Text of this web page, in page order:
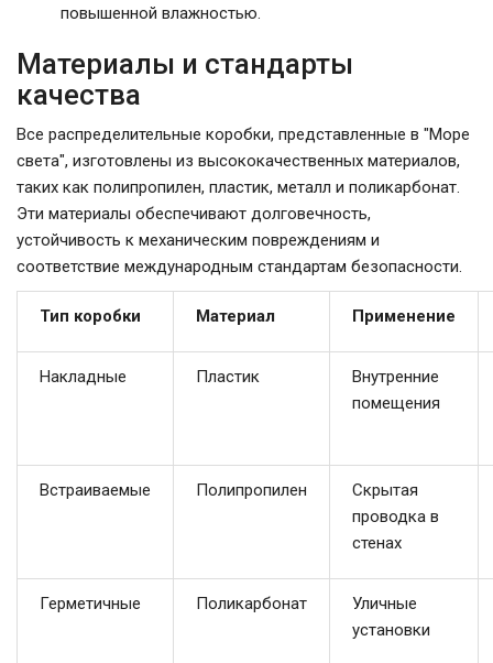
повышенной влажностью.
Материалы и стандарты
качества
Все распределительные коробки, представленные в "Море
света", изготовлены из высококачественных материалов,
таких как полипропилен, пластик, металл и поликарбонат.
Эти материалы обеспечивают долговечность,
устойчивость к механическим повреждениям и
соответствие международным стандартам безопасности.
Тип коробки Материал Применение
Накладные Пластик
Внутренние
помещения
Встраиваемые Полипропилен
Скрытая
проводка в
стенах
Герметичные Поликарбонат
Уличные
установки